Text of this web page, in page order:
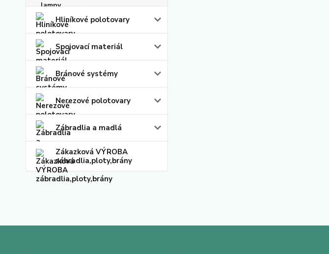
Hliníkové polotovary
Spojovací materiál
Bránové systémy
Nerezové polotovary
Zábradlia a madlá
Zákazková VÝROBA
zábradlia,ploty,brány